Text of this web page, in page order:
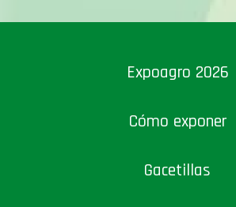
Expoagro 2026
Cómo exponer
Gacetillas